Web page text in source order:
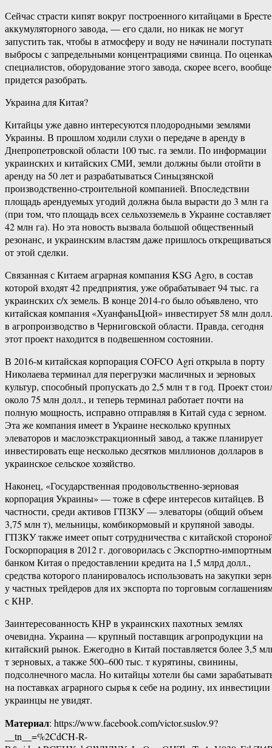
Сейчас страсти кипят вокруг построенного китайцами в Бресте
аккумуляторного завода, — его сдали, но никак не могут
запустить так, чтобы в атмосферу и воду не начинали
выбросы с запредельными концентрациями свинца. По
специалистов, оборудование этого завода, скорее всего, вообще
придется разобрать.
Украина для Китая?
Китайцы уже давно интересуются плодородными землями
Украины. В прошлом ходили слухи о передаче в аренду в
Днепропетровской области 100 тыс. га земли. По информации
украинских и китайских СМИ, земли должны были отойти в
аренду на 50 лет и разрабатываться Синьцзянской
производственно-строительной компанией. Впоследствии
площадь арендуемых угодий должна была вырасти до 3 млн га
(при том, что площадь всех сельхозземель в Украине составляет
42 млн га). Но эта новость вызвала большой общественный
резонанс, и украинским властям даже пришлось открещиваться
от этой сделки.
Связанная с Китаем аграрная компания KSG Аgro, в состав
которой входят 42 предприятия, уже обрабатывает 94 тыс. га
украинских с/х земель. В конце 2014-го было объявлено, что
китайская компания «ХуанфаньЦюй» инвестирует 58 млн долл.
в агропроизводство в Черниговской области. Правда, сегодня
этот проект находится в подвешенном состоянии.
В 2016-м китайская корпорация COFCO Agri открыла в порту
Николаева терминал для перегрузки масличных и зерновых
культур, способный пропускать до 2,5 млн т в год. Проект
около 75 млн долл., и теперь терминал работает почти на
полную мощность, исправно отправляя в Китай суда с зерном.
Эта же компания имеет в Украине несколько крупных
элеваторов и маслоэкстракционный завод, а также планирует
инвестировать еще несколько десятков миллионов долларов в
украинское сельское хозяйство.
Наконец, «Государственная продовольственно-зерновая
корпорация Украины» — тоже в сфере интересов китайцев. В
частности, среди активов ГПЗКУ — элеваторы (общий объем
3,75 млн т), мельницы, комбикормовый и крупяной заводы.
ГПЗКУ также имеет опыт сотрудничества с китайской
Госкорпорация в 2012 г. договорилась с Экспортно-импортным
банком Китая о предоставлении кредита на 1,5 млрд долл.,
средства которого планировалось использовать на закупки
у частных трейдеров для их экспорта по торговым
с КНР.
Заинтересованность КНР в украинских пахотных землях
очевидна. Украина — крупный поставщик агропродукции на
китайский рынок. Ежегодно в Китай поставляется более 3,5
т зерновых, а также 500–600 тыс. т курятины, свинины,
подсолнечного масла. Но китайцы хотели бы сами
на поставках аграрного сырья к себе на родину, их инвестиции
украинцы не увидят.
Материал: https://www.facebook.com/victor.suslov.9?
__tn__=%2CdCH-R-